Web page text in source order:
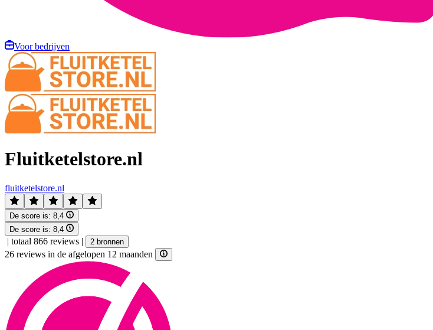
Voor bedrijven
Fluitketelstore.nl
fluitketelstore.nl
De score is: 8,4
De score is: 8,4
| totaal 866 reviews | 2 bronnen
26 reviews in de afgelopen 12 maanden